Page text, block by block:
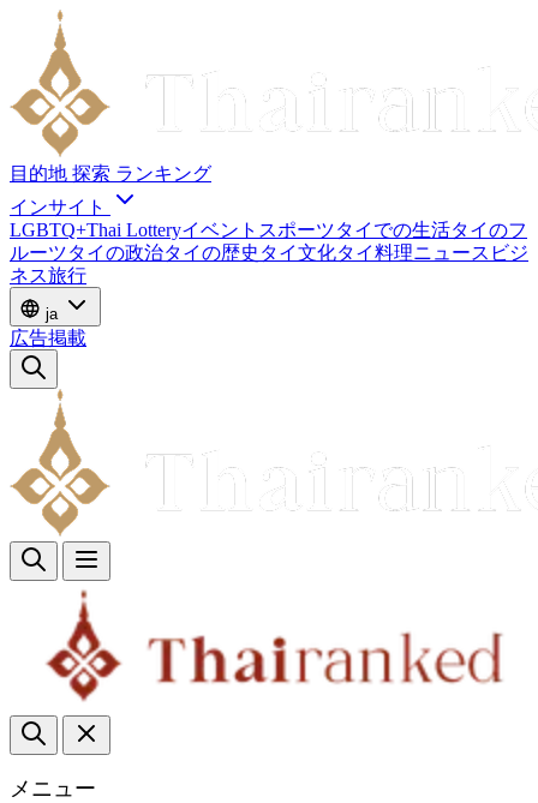
目的地 探索 ランキング
インサイト
LGBTQ+Thai Lotteryイベント スポーツタイでの生活タイのフ
ルーツタイの政治タイの歴史 タイ文化タイ料理ニュース ビジ
ネス旅行
ja
広告掲載
メニュー